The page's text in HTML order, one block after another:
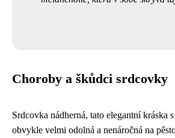
Choroby a škůdci srdcovky
Srdcovka nádherná, tato elegantní kráska
obvykle velmi odolná a nenáročná na